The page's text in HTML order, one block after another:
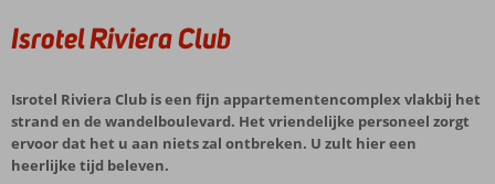
Isrotel Riviera Club
Isrotel Riviera Club is een fijn appartementencomplex vlakbij het
strand en de wandelboulevard. Het vriendelijke personeel zorgt
ervoor dat het u aan niets zal ontbreken. U zult hier een
heerlijke tijd beleven.